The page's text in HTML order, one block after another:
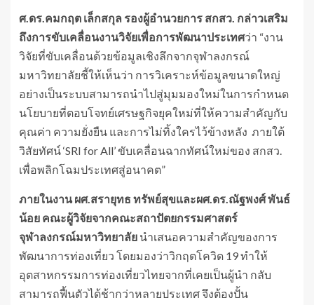
ศ.ดร.คมกฤต เล็กสกุล รองผู้อำนวยการ สกสว. กล่าวเสริม
ถึงการขับเคลื่อนงานวิจัยเพื่อการพัฒนาประเทศว่า “งาน
วิจัยที่ขับเคลื่อนด้วยข้อมูลเชิงลึกจากจุฬาลงกรณ์
มหาวิทยาลัยชี้ให้เห็นว่า การวิเคราะห์ข้อมูลขนาดใหญ่
อย่างเป็นระบบสามารถนำไปสู่มุมมองใหม่ในการกำหนด
นโยบายที่ตอบโจทย์เศรษฐกิจยุคใหม่ที่ให้ความสำคัญกับ
คุณค่า ความยั่งยืน และการไม่ทิ้งใครไว้ข้างหลัง ภายใต้
วิสัยทัศน์ ‘SRI for All’ ขับเคลื่อนฉากทัศน์ใหม่ของ สกสว.
เพื่อพลิกโฉมประเทศสู่อนาคต”
ภายในงาน ผศ.สรายุทธ ทรัพย์สุขและผศ.ดร.ณัฐพงศ์ พันธ์
น้อย คณะผู้วิจัยจากคณะสถาปัตยกรรมศาสตร์
จุฬาลงกรณ์มหาวิทยาลัย นำเสนอความสำคัญของการ
พัฒนาการท่องเที่ยว โดยมองว่าวิกฤตโควิด 19 ทำให้
อุตสาหกรรมการท่องเที่ยวไทยจากที่เคยเป็นผู้นำ กลับ
สามารถฟื้นตัวได้ช้ากว่าหลายประเทศ จึงต้องปั้น